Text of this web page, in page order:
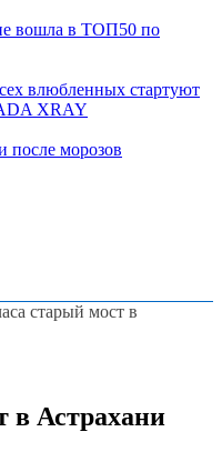
вошла в ТОП50 по
влюбленных стартуют
XRAY
после морозов
старый мост в
в Астрахани